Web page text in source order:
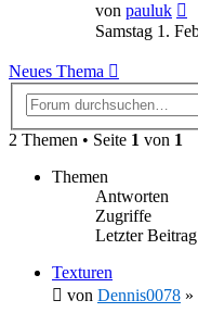
von pauluk
Samstag 1.
Neues Thema
2 Themen • Seite 1 von 1
Themen
Antworten
Zugriffe
Letzter Beitrag
Texturen
von Dennis0078 »